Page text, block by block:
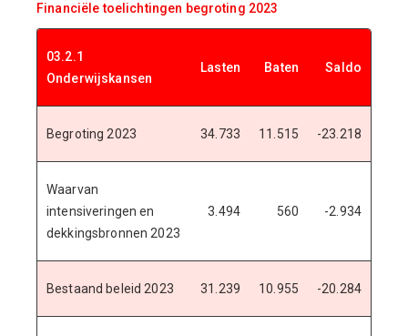
Financiële toelichtingen begroting 2023
03.2.1
Onderwijskansen
Lasten Baten Saldo
Begroting 2023 34.733 11.515 -23.218
Waarvan
intensiveringen en
dekkingsbronnen 2023
3.494 560 -2.934
Bestaand beleid 2023 31.239 10.955 -20.284